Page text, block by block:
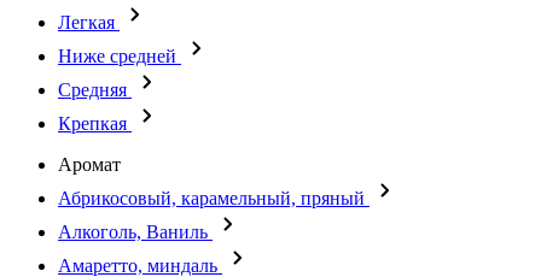
Легкая
Ниже средней
Средняя
Крепкая
Аромат
Абрикосовый, карамельный, пряный
Алкоголь, Ваниль
Амаретто, миндаль